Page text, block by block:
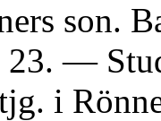
son.
23. —
i